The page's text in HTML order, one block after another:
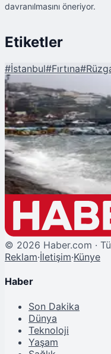
davranılmasını öneriyor.
Etiketler
#İstanbul#Fırtına#
Şu An Okunan
Yeni Haftada Yağışlı ve Serin
© 2026 Haber.com ·
Reklam·İletişim·Künye
Haber
Son Dakika
Dünya
Teknoloji
Yaşam